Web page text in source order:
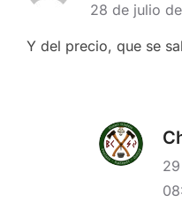
28 de julio
Y del precio, que se